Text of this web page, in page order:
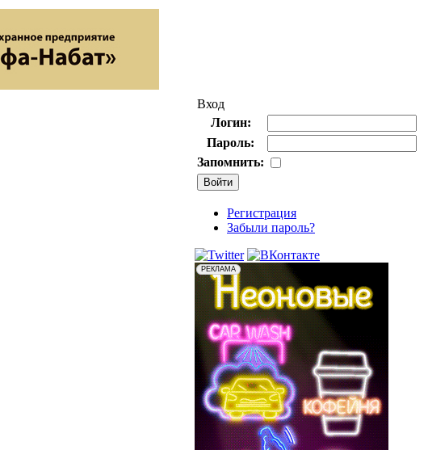
Вход
Логин:
Пароль:
Запомнить:
Регистрация
Забыли пароль?